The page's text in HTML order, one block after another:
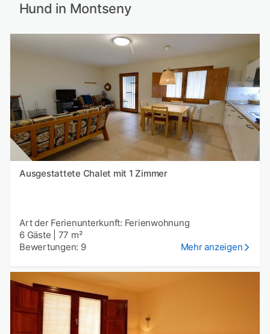
Hund in Montseny
Ausgestattete Chalet mit 1 Zimmer
Art der Ferienunterkunft: Ferienwohnung
6 Gäste
77 m²
Bewertungen: 9
Mehr anzeigen